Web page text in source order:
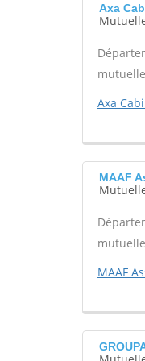
Axa
Axa
MAAF
MAAF